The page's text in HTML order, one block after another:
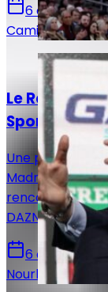
6 août 2026
Camille Santos
Actualités
Le Real
Sports après
Une page se
Madrid. Après
rencontres de
DAZN et
6 août 2026
Nourhane Haroui